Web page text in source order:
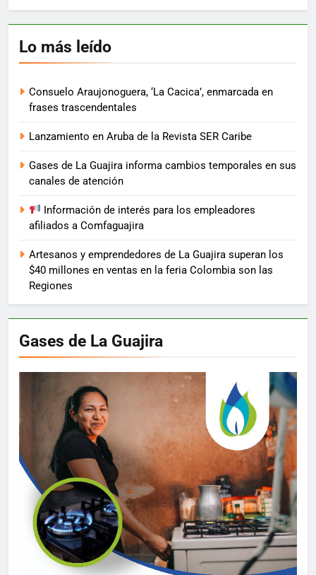
Lo más leído
Consuelo Araujonoguera, ‘La Cacica’, enmarcada en
frases trascendentales
Lanzamiento en Aruba de la Revista SER Caribe
Gases de La Guajira informa cambios temporales en sus
canales de atención
Información de interés para los empleadores
afiliados a Comfaguajira
Artesanos y emprendedores de La Guajira superan los
$40 millones en ventas en la feria Colombia son las
Regiones
Gases de La Guajira